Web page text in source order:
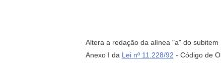
Altera a redação da alínea "a" do
Anexo I da Lei nº 11.228/92 - Código de